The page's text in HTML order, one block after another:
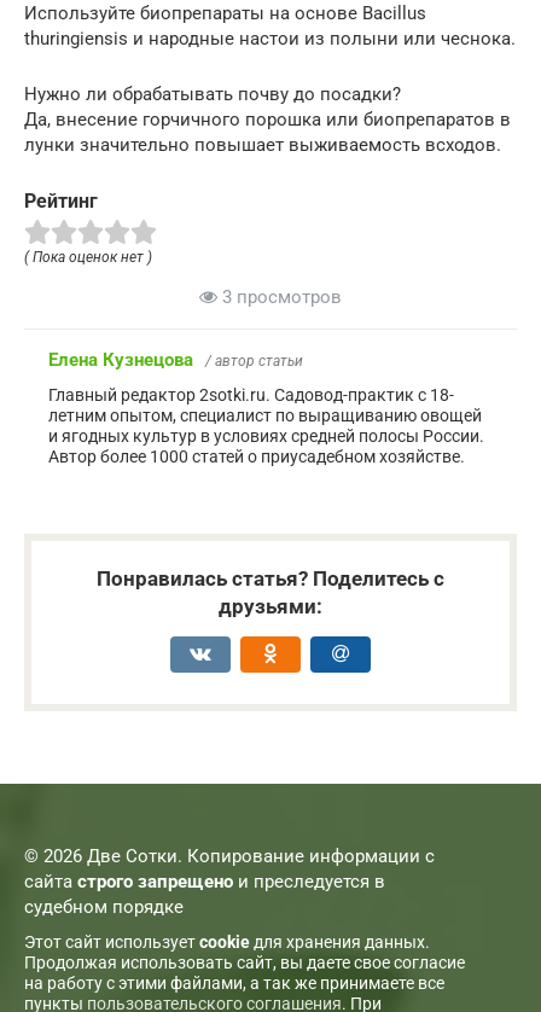
Используйте биопрепараты на основе Bacillus
thuringiensis и народные настои из полыни или чеснока.
Нужно ли обрабатывать почву до посадки?
Да, внесение горчичного порошка или биопрепаратов в
лунки значительно повышает выживаемость всходов.
Рейтинг
( Пока оценок нет )
3 просмотров
Елена Кузнецова / автор статьи
Главный редактор 2sotki.ru. Садовод-практик с 18-
летним опытом, специалист по выращиванию овощей
и ягодных культур в условиях средней полосы России.
Автор более 1000 статей о приусадебном хозяйстве.
Понравилась статья? Поделитесь с
друзьями:
© 2026 Две Сотки. Копирование информации с
сайта строго запрещено и преследуется в
судебном порядке
Этот сайт используетcookieдля хранения данных.
Продолжая использовать сайт, вы даете свое согласие
на работу с этими файлами, а так же принимаете все
пункты пользовательского соглашения. При